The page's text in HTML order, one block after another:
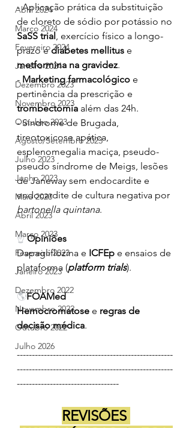
Abril 2024
Março 2024
Fevereiro 2024
Janeiro 2024
Dezembro 2023
Novembro 2023
Outubro 2023
Agosto/Setembro 2023
Julho 2023
Junho 2023
Maio 2023
Abril 2023
Março 2023
Fevereiro 2023
Janeiro 2023
Dezembro 2022
Novembro 2022
Outubro 2022
Julho 2026
- Aplicação prática da substituição
de cloreto de sódio por potássio no
SaSS trial , exercício físico a longo-
prazo e diabetes mellitus e
metformina na gravidez.
- Marketing farmacológico e
pertinência da prescrição e
trombectomia além das 24h.
- Síndrome de Brugada,
tireotoxicose apática,
esplenomegalia maciça, pseudo-
pseudo síndrome de Meigs, lesões
de Janeway sem endocardite e
endocardite de cultura negativa por
bartonella quintana.
☝ Opiniões
Dapagliflozina e ICFEp e ensaios de
plataforma (platform trials).
🌎FOAMed
Hemocromatose e regras de
decisão médica.
----------------------------------------------------
----------------------------------------------------
----------------------------------
REVISÕES